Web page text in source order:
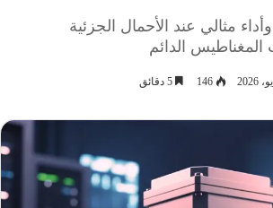
مثالي عند الأحمال الجزئية
الدائم
146